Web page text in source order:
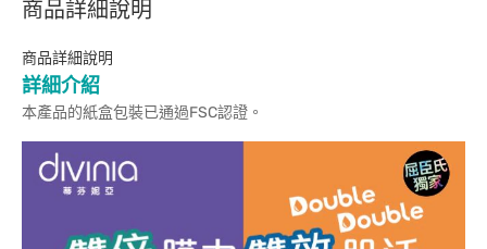
商品詳細說明
商品詳細說明
詳細介紹
本產品的紙盒包裝已通過FSC認證。